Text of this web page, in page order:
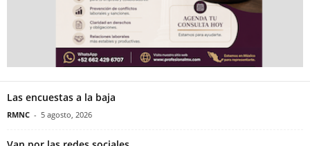
Las encuestas a la baja
RMNC - 5 agosto, 2026